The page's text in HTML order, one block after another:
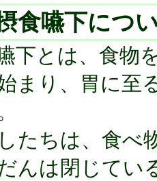
食嚥下につ
下とは、食物
まり、胃に至
たちは、食べ
んは閉じてい